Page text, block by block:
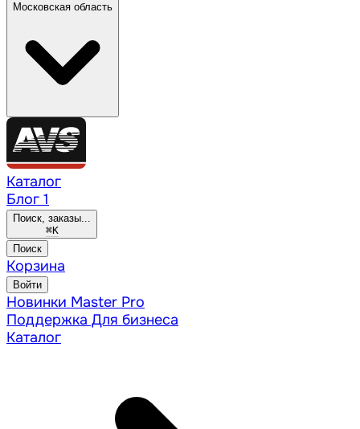
Московская область
Каталог
Блог 1
Поиск, заказы...
⌘K
Поиск
Корзина
Войти
Новинки Master Pro
Поддержка Для бизнеса
Каталог